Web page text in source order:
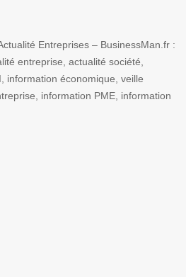
Entreprises – BusinessMan.fr :
entreprise, actualité société,
information économique, veille
information PME, information